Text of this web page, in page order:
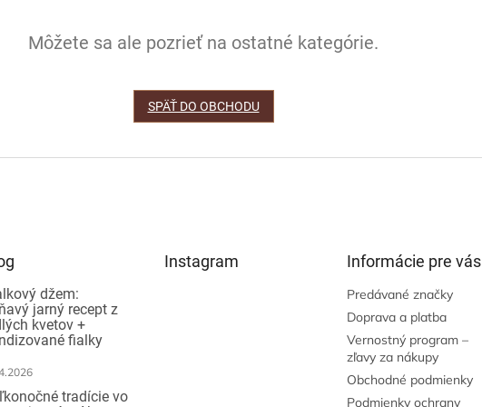
Môžete sa ale pozrieť na ostatné kategórie.
SPÄŤ DO OBCHODU
džem:
jarný recept z
kvetov +
fialky
tradície vo
Instagram Informácie pre vás
Predávané značky
Doprava a platba
Vernostný program –
zľavy za nákupy
Obchodné podmienky
Podmienky ochrany